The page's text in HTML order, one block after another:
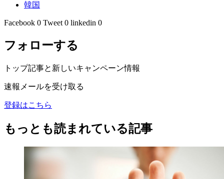
韓国
Facebook 0 Tweet 0 linkedin 0
フォローする
トップ記事と新しいキャンペーン情報
速報メールを受け取る
登録はこちら
もっとも読まれている記事